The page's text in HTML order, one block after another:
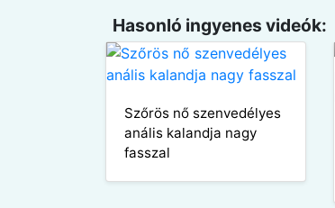
Hasonló ingyenes videók:
Szőrös nő szenvedélyes
anális kalandja nagy
fasszal